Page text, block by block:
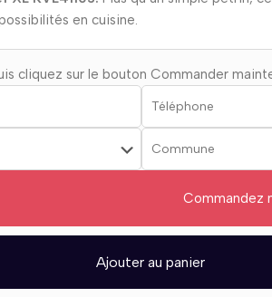
en cuisine.
cliquez sur le bouton Commander
Commandez
Ajouter au panier